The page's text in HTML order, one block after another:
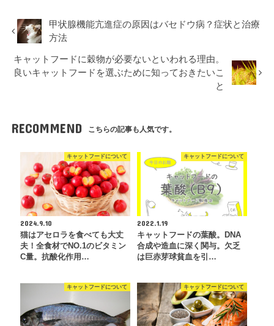
甲状腺機能亢進症の原因はバセドウ病？症状と治療
方法
キャットフードに穀物が必要ないといわれる理由。
良いキャットフードを選ぶために知っておきたいこ
と
RECOMMEND こちらの記事も人気です。
キャットフードについて
2024.9.10
猫はアセロラを食べても大丈
夫！全食材でNO.1のビタミン
C量。抗酸化作用…
キャットフードについて
2022.1.19
キャットフードの葉酸。DNA
合成や造血に深く関与。欠乏
は巨赤芽球貧血を引…
キャットフードについて キャットフードについて